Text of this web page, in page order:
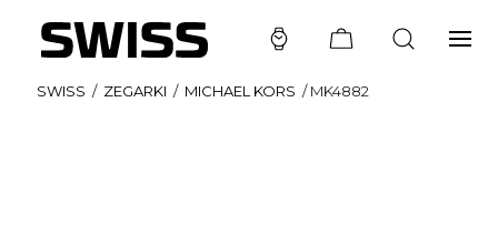
SWISS / ZEGARKI / MICHAEL KORS /MK4882